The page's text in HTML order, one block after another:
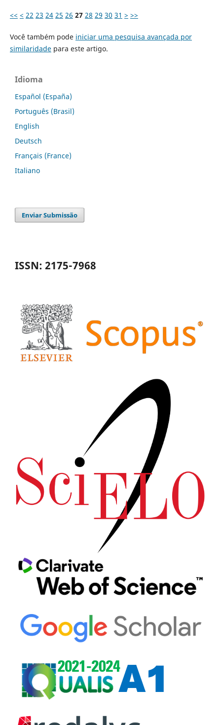
<< < 22 23 24 25 26 27 28 29 30 31 > >>
Você também pode iniciar uma pesquisa avançada por
similaridadepara este artigo.
Idioma
Español (España)
Português (Brasil)
English
Deutsch
Français (France)
Italiano
Enviar Submissão
ISSN: 2175-7968